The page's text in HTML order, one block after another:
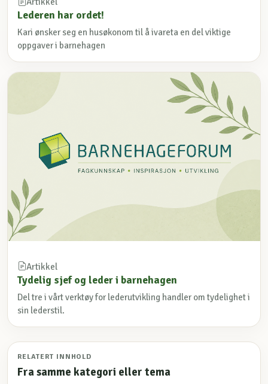
Lederen har ordet!
Kari ønsker seg en husøkonom til å ivareta en del viktige
oppgaver i barnehagen
Artikkel
Tydelig sjef og leder i barnehagen
Del tre i vårt verktøy for lederutvikling handler om tydelighet i
sin lederstil.
RELATERT INNHOLD
Fra samme kategori eller tema